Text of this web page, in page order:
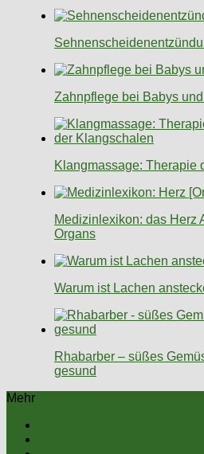
Zahnpflege bei Babys
Klangmassage: Therapie
Medizinlexikon: das Herz
Organs
Warum ist Lachen
Rhabarber – süßes
gesund
Mehr